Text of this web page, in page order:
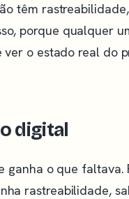
têm
porque qualquer
o estado real do
digital
ganha o que faltava.
rastreabilidade,